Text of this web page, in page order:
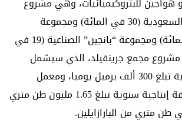
مشترك بين أرامكو السعودية (30 في المائة) ومجموعة
“نورينكو” (51 في المائة) ومجموعة “بانجين” الصناعية (19 في
مشروع مجمع جرينفيلد، الذي سيشمل
مصفاة بطاقة إنتاجية تبلغ 300 ألف برميل يوميا، ومعمل
للبتروكيميائيات بطاقة إنتاجية سنوية تبلغ 1.65 مليون طن متري
طن متري من البارازايلين.